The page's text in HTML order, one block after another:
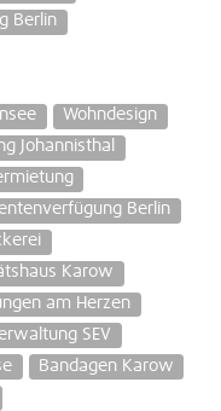
Berlin
Wohndesign
Johannisthal
Berlin
Karow
am Herzen
SEV
Bandagen Karow